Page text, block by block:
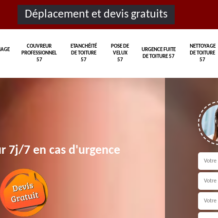
Déplacement et devis gratuits
COUVREUR
PROFESSIONNEL
57
ETANCHÉITÉ
DE TOITURE
57
POSE DE
VELUX
57
URGENCE FUITE
DE TOITURE 57
NETTOYAGE
DE TOITURE
57
7j/7 en cas d'urgence